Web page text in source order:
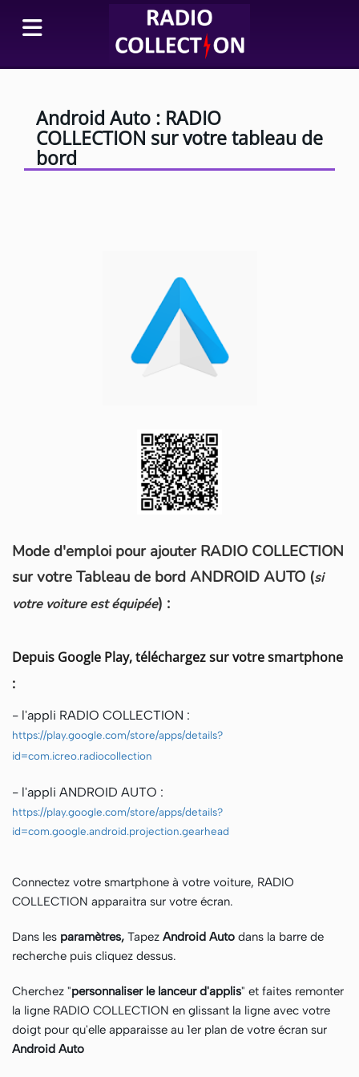
Android Auto : RADIO
COLLECTION sur votre tableau de
bord
Mode d'emploi pour ajouter RADIO COLLECTION
sur votre Tableau de bord ANDROID AUTO (si
votre voiture est équipée) :
Depuis Google Play, téléchargez sur votre smartphone
:
- l'appli RADIO COLLECTION :
https://play.google.com/store/apps/details?
id=com.icreo.radiocollection
- l'appli ANDROID AUTO :
https://play.google.com/store/apps/details?
id=com.google.android.projection.gearhead
Connectez votre smartphone à votre voiture, RADIO
COLLECTION apparaitra sur votre écran.
Dans les paramètres, Tapez Android Auto dans la barre de
recherche puis cliquez dessus.
Cherchez "personnaliser le lanceur d'applis" et faites remonter
la ligne RADIO COLLECTION en glissant la ligne avec votre
doigt pour qu'elle apparaisse au 1er plan de votre écran sur
Android Auto